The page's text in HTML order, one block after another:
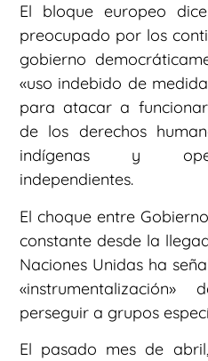
El bloque europeo
preocupado por los
gobierno
«uso indebido de
para atacar a
de los derechos
indígenas y
independientes.
El choque entre
constante desde la
Naciones Unidas ha
perseguir a grupos
El pasado mes de